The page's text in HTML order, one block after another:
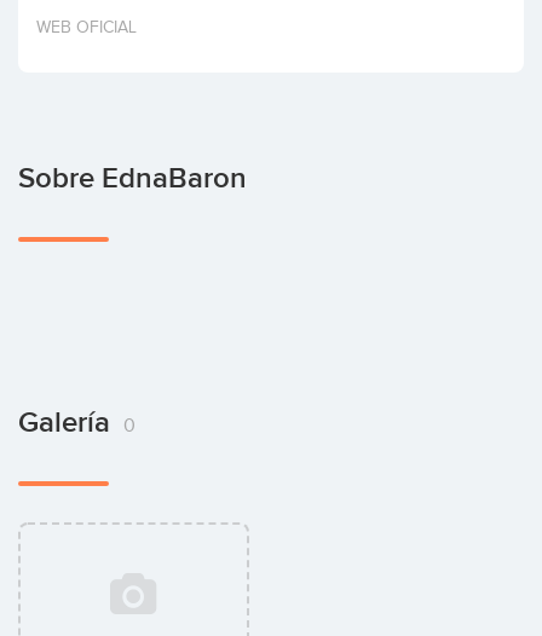
Invertir
WEB OFICIAL
Sobre EdnaBaron
Galería 0